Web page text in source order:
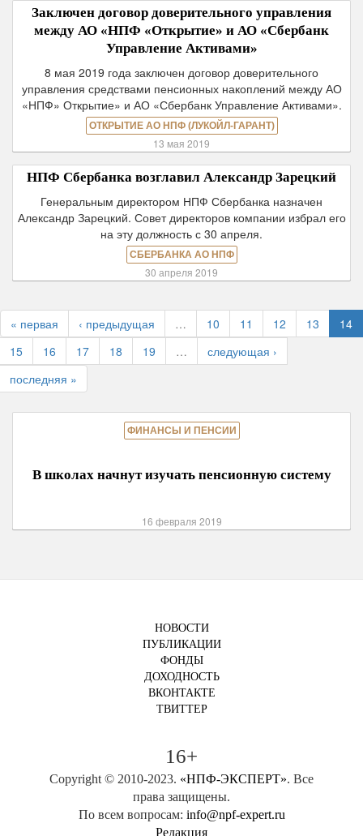
Заключен договор доверительного управления
между АО «НПФ «Открытие» и АО «Сбербанк
Управление Активами»
8 мая 2019 года заключен договор доверительного
управления средствами пенсионных накоплений между АО
«НПФ» Открытие» и АО «Сбербанк Управление Активами».
ОТКРЫТИЕ АО НПФ (ЛУКОЙЛ-ГАРАНТ)
13 мая 2019
НПФ Сбербанка возглавил Александр Зарецкий
Генеральным директором НПФ Сбербанка назначен
Александр Зарецкий. Совет директоров компании избрал его
на эту должность с 30 апреля.
СБЕРБАНКА АО НПФ
30 апреля 2019
« первая ‹ предыдущая … 10 11 12 13
14
15
16 17 18 19 …
следующая ›
последняя »
ФИНАНСЫ И ПЕНСИИ
В школах начнут изучать пенсионную систему
16 февраля 2019
НОВОСТИ
ПУБЛИКАЦИИ
ФОНДЫ
ДОХОДНОСТЬ
ВКОНТАКТЕ
ТВИТТЕР
16+
Copyright © 2010-2023. «НПФ-ЭКСПЕРТ». Все
права защищены.
По всем вопросам: info@npf-expert.ru
Редакция